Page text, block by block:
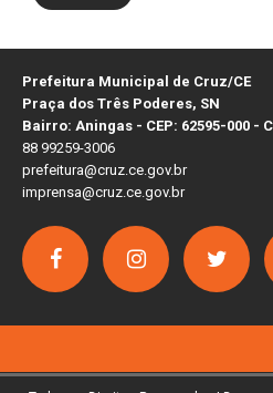
Prefeitura Municipal de Cruz/CE
Praça dos Três Poderes, SN
Bairro: Aningas - CEP: 62595-000 -
88 99259-3006
prefeitura@cruz.ce.gov.br
imprensa@cruz.ce.gov.br